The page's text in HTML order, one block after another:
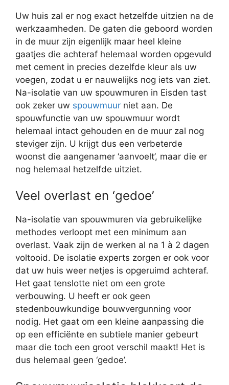
Uw huis zal er nog exact hetzelfde uitzien na de
werkzaamheden. De gaten die geboord worden
in de muur zijn eigenlijk maar heel kleine
gaatjes die achteraf helemaal worden opgevuld
met cement in precies dezelfde kleur als uw
voegen, zodat u er nauwelijks nog iets van ziet.
Na-isolatie van uw spouwmuren in Eisden tast
ook zeker uw spouwmuur niet aan. De
spouwfunctie van uw spouwmuur wordt
helemaal intact gehouden en de muur zal nog
steviger zijn. U krijgt dus een verbeterde
woonst die aangenamer ‘aanvoelt’, maar die er
nog helemaal hetzelfde uitziet.
Veel overlast en ‘gedoe’
Na-isolatie van spouwmuren via gebruikelijke
methodes verloopt met een minimum aan
overlast. Vaak zijn de werken al na 1 à 2 dagen
voltooid. De isolatie experts zorgen er ook voor
dat uw huis weer netjes is opgeruimd achteraf.
Het gaat tenslotte niet om een grote
verbouwing. U heeft er ook geen
stedenbouwkundige bouwvergunning voor
nodig. Het gaat om een kleine aanpassing die
op een efficiënte en subtiele manier gebeurt
maar die toch een groot verschil maakt! Het is
dus helemaal geen ‘gedoe’.